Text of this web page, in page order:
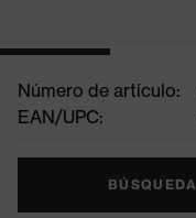
Número de artículo:
EAN/UPC: